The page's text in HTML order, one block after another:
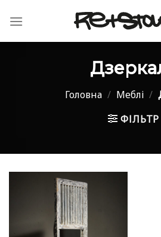
Головна / Меблі /
ФІЛЬТР